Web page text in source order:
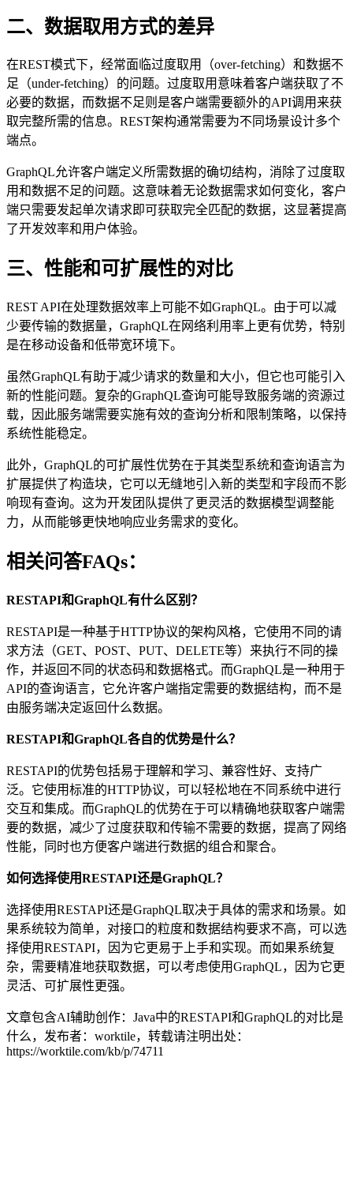
二、数据取用方式的差异
在REST模式下，经常面临过度取用（over-fetching）和数据不
足（under-fetching）的问题。过度取用意味着客户端获取了不
必要的数据，而数据不足则是客户端需要额外的API调用来获
取完整所需的信息。REST架构通常需要为不同场景设计多个
端点。
GraphQL允许客户端定义所需数据的确切结构，消除了过度取
用和数据不足的问题。这意味着无论数据需求如何变化，客户
端只需要发起单次请求即可获取完全匹配的数据，这显著提高
了开发效率和用户体验。
三、性能和可扩展性的对比
REST API在处理数据效率上可能不如GraphQL。由于可以减
少要传输的数据量，GraphQL在网络利用率上更有优势，特别
是在移动设备和低带宽环境下。
虽然GraphQL有助于减少请求的数量和大小，但它也可能引入
新的性能问题。复杂的GraphQL查询可能导致服务端的资源过
载，因此服务端需要实施有效的查询分析和限制策略，以保持
系统性能稳定。
此外，GraphQL的可扩展性优势在于其类型系统和查询语言为
扩展提供了构造块，它可以无缝地引入新的类型和字段而不影
响现有查询。这为开发团队提供了更灵活的数据模型调整能
力，从而能够更快地响应业务需求的变化。
相关问答FAQs：
RESTAPI和GraphQL有什么区别？
RESTAPI是一种基于HTTP协议的架构风格，它使用不同的请
求方法（GET、POST、PUT、DELETE等）来执行不同的操
作，并返回不同的状态码和数据格式。而GraphQL是一种用于
API的查询语言，它允许客户端指定需要的数据结构，而不是
由服务端决定返回什么数据。
RESTAPI和GraphQL各自的优势是什么？
RESTAPI的优势包括易于理解和学习、兼容性好、支持广
泛。它使用标准的HTTP协议，可以轻松地在不同系统中进行
交互和集成。而GraphQL的优势在于可以精确地获取客户端需
要的数据，减少了过度获取和传输不需要的数据，提高了网络
性能，同时也方便客户端进行数据的组合和聚合。
如何选择使用RESTAPI还是GraphQL？
选择使用RESTAPI还是GraphQL取决于具体的需求和场景。如
果系统较为简单，对接口的粒度和数据结构要求不高，可以选
择使用RESTAPI，因为它更易于上手和实现。而如果系统复
杂，需要精准地获取数据，可以考虑使用GraphQL，因为它更
灵活、可扩展性更强。
文章包含AI辅助创作：Java中的RESTAPI和GraphQL的对比是
什么，发布者：worktile，转载请注明出处：
https://worktile.com/kb/p/74711